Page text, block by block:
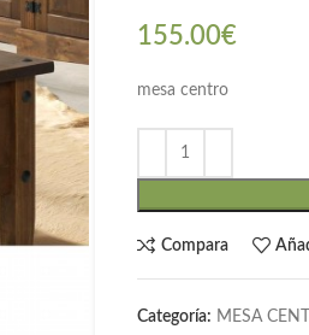
155.00€
mesa centro
Compara
Categoría: MESA